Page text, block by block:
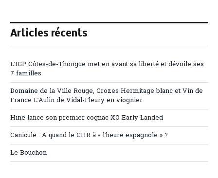
Articles récents
L’IGP Côtes-de-Thongue met en avant sa liberté et dévoile ses
7 familles
Domaine de la Ville Rouge, Crozes Hermitage blanc et Vin de
France L’Aulin de Vidal-Fleury en viognier
Hine lance son premier cognac XO Early Landed
Canicule : A quand le CHR à « l’heure espagnole » ?
Le Bouchon